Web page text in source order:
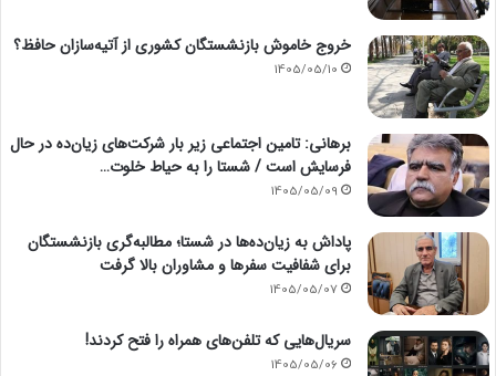
خروج خاموش بازنشستگان کشوری از آتیه‌سازان حافظ؟
1405/05/10
برهانی: تامین اجتماعی زیر بار شرکت‌های زیان‌ده در حال
فرسایش است / شستا را به حیاط خلوت…
1405/05/09
پاداش به زیان‌ده‌ها در شستا؛ مطالبه‌گری بازنشستگان
برای شفافیت سفرها و مشاوران بالا گرفت
1405/05/07
سریال‌هایی که تلفن‌های همراه را فتح کردند!
1405/05/06